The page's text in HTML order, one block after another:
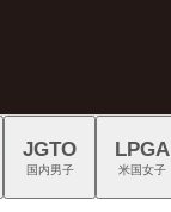
JGTO
国内男子
LPGA
米国女子